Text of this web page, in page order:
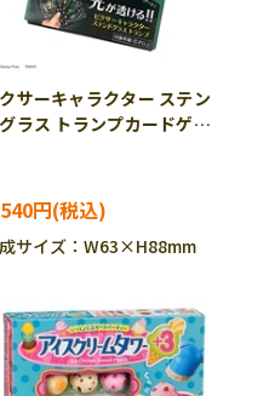
サーキャラクター ステン
ラス トランプカードゲー
円
サイズ：W63×H88mm